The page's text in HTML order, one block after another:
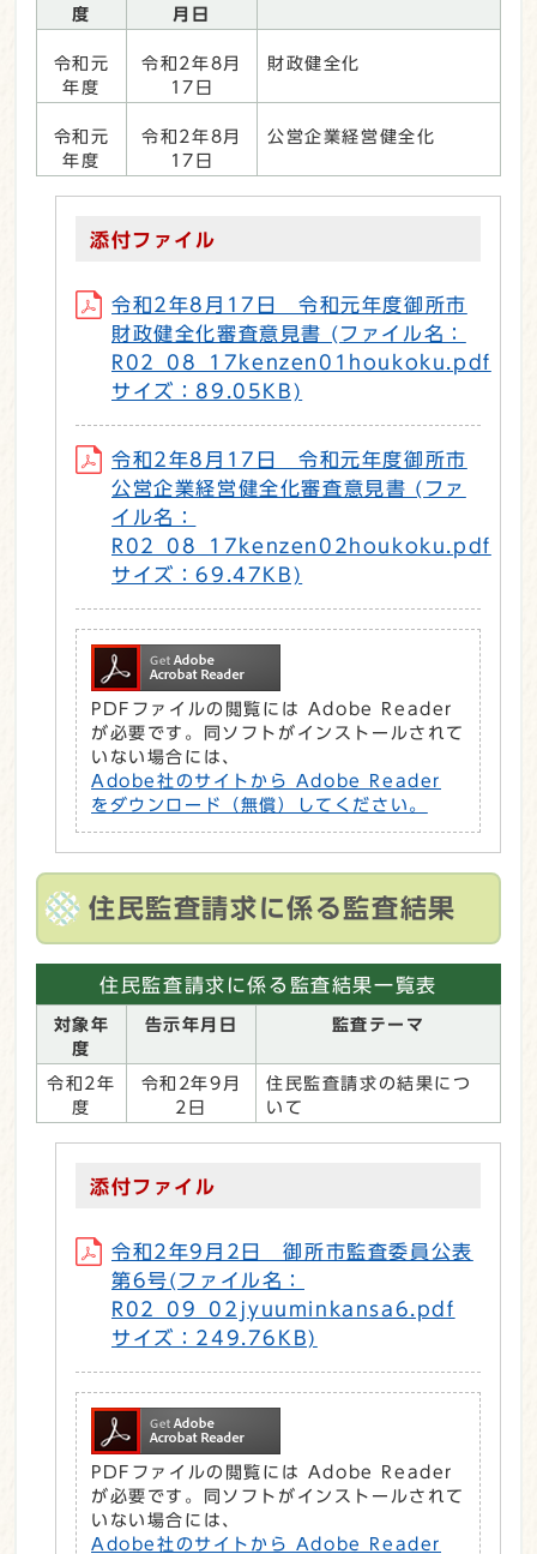
度
月日
令和元
年度
令和2年8月
17日
財政健全化
令和元
年度
令和2年8月
17日
公営企業経営健全化
添付ファイル
令和2年8月17日 令和元年度御所市
財政健全化審査意見書 (ファイル名：
R02_08_17kenzen01houkoku.pdf
サイズ：89.05KB)
令和2年8月17日 令和元年度御所市
公営企業経営健全化審査意見書 (ファ
イル名：
R02_08_17kenzen02houkoku.pdf
サイズ：69.47KB)
PDFファイルの閲覧には Adobe Reader
が必要です。同ソフトがインストールされて
いない場合には、
Adobe社のサイトから Adobe Reader
をダウンロード（無償）してください。
住民監査請求に係る監査結果
住民監査請求に係る監査結果一覧表
対象年
度
告示年月日 監査テーマ
令和2年
度
令和2年9月
2日
住民監査請求の結果につ
いて
添付ファイル
令和2年9月2日 御所市監査委員公表
第6号(ファイル名：
R02_09_02jyuuminkansa6.pdf
サイズ：249.76KB)
PDFファイルの閲覧には Adobe Reader
が必要です。同ソフトがインストールされて
いない場合には、
Adobe社のサイトから Adobe Reader